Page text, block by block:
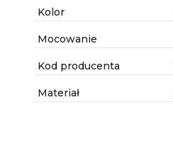
Kolor
Mocowanie
Kod producenta
Materiał